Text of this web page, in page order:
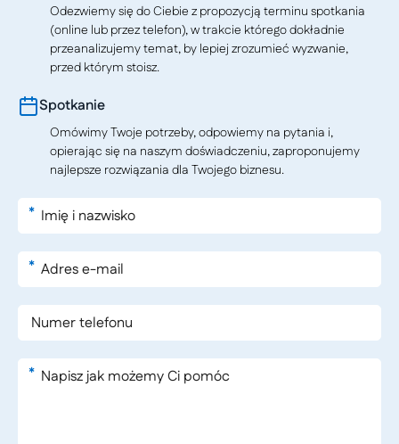
Odezwiemy się do Ciebie z propozycją terminu spotkania
(online lub przez telefon), w trakcie którego dokładnie
przeanalizujemy temat, by lepiej zrozumieć wyzwanie,
przed którym stoisz.
Spotkanie
Omówimy Twoje potrzeby, odpowiemy na pytania i,
opierając się na naszym doświadczeniu, zaproponujemy
najlepsze rozwiązania dla Twojego biznesu.
*
*
*